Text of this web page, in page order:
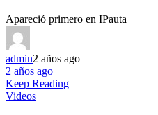
Apareció primero en IPauta
admin2 años ago
2 años ago
Keep Reading
Videos